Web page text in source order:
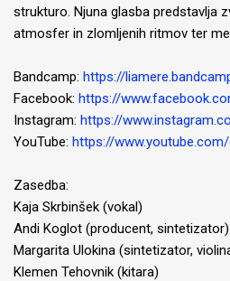
strukturo. Njuna glasba predstavlja
atmosfer in zlomljenih ritmov ter
Bandcamp: https://
Facebook: https://
Instagram: https://
YouTube: https://
Zasedba:
Kaja Skrbinšek (vokal)
Andi Koglot (producent, sintetizator)
Margarita Ulokina (sintetizator,
Klemen Tehovnik (kitara)